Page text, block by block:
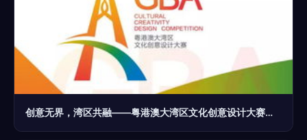
创意无界，湾区共融——粤港澳大湾区文化创意设计大赛等你来挑战